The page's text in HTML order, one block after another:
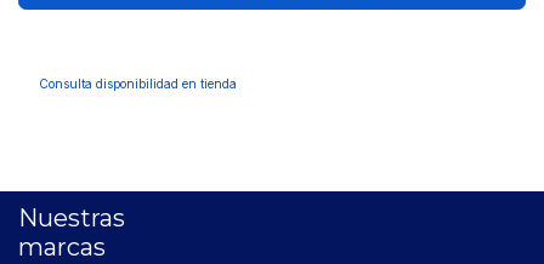
Consulta disponibilidad en tienda
Nuestras
marcas